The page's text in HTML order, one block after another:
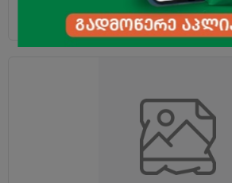
₾ 3.49 ₾